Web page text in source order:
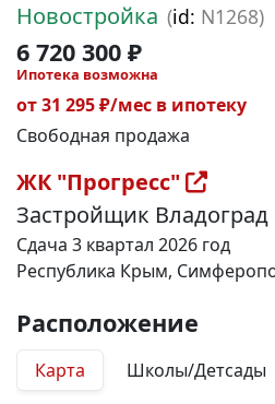
Новостройка (id: N1268)
6 720 300 ₽
Ипотека возможна
от 31 295 ₽/мес в ипотеку
Свободная продажа
ЖК "Прогресс"
Застройщик Владоград
Сдача 3 квартал 2026 год
Республика Крым,
Расположение
Карта Школы/Детсады